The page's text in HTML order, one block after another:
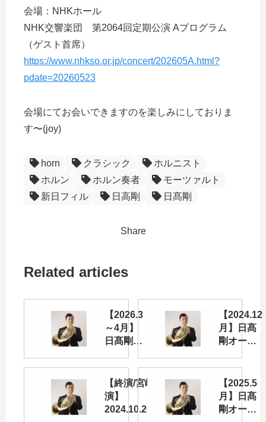
会場：NHKホール
NHK交響楽団 第2064回定期公演 Aプログラム
（ゲスト首席）
https://www.nhkso.or.jp/concert/202605A.html?
pdate=20260523
会場にてお会いできますのを楽しみにしておりま
す〜(joy)
horn クラシック
ホルニスト
ホルン
ホルン奏者
モーツァルト
新日フィル
日高剛 日髙剛
Share
Related articles
【2026.3
～4月】
日髙剛オ
ラ出演情
報
【2024.12
月】日髙
剛オーケ
演情報！
【終演/宮崎公
演】
2024.10.20sun！
【2025.5
月】日髙
剛オーケ